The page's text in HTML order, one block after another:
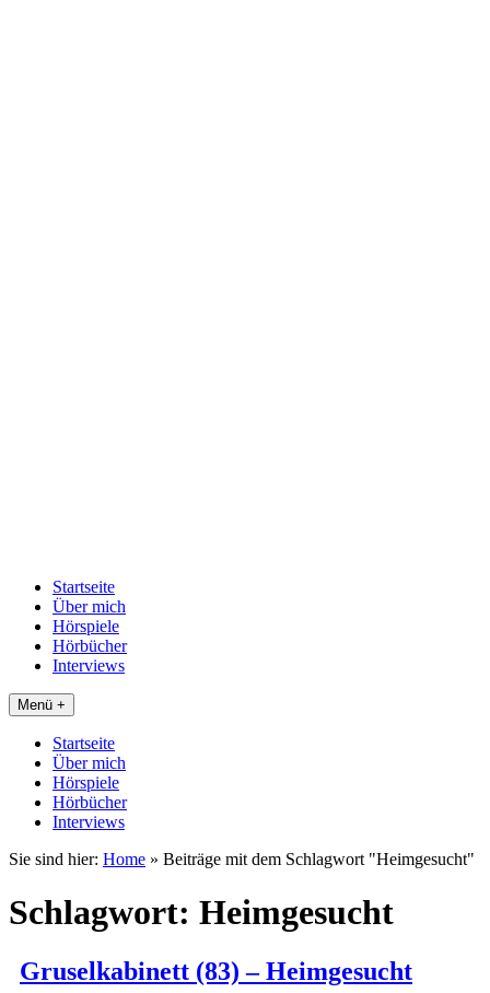
Startseite
Über mich
Hörspiele
Hörbücher
Interviews
Menü +
Startseite
Über mich
Hörspiele
Hörbücher
Interviews
Sie sind hier: Home » Beiträge mit dem Schlagwort "Heimgesucht"
Schlagwort: Heimgesucht
Gruselkabinett (83) – Heimgesucht